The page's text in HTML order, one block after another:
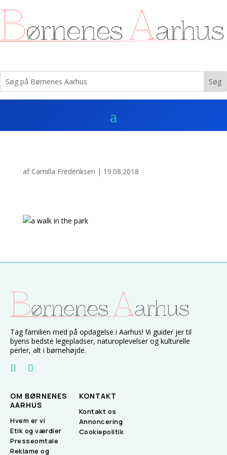
af Camilla Frederiksen | 19.08.2018
Tag familien med på opdagelse i Aarhus! Vi guider jer til
byens bedste legepladser, naturoplevelser og kulturelle
perler, alt i børnehøjde.
OM BØRNENES
AARHUS
Hvem er vi
Etik og værdier
Presseomtale
Reklame og
KONTAKT
Kontakt os
Annoncering
Cookiepolitik